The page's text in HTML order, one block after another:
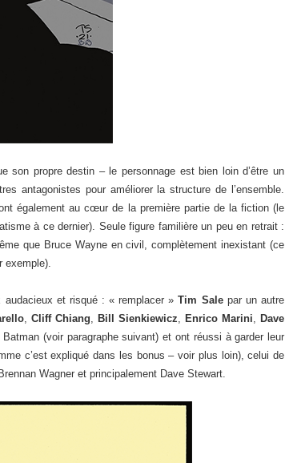
son propre destin – le personnage est bien loin d’être un
antagonistes pour améliorer la structure de l’ensemble.
également au cœur de la première partie de la fiction (le
à ce dernier). Seule figure familière un peu en retrait :
que Bruce Wayne en civil, complètement inexistant (ce
exemple).
audacieux et risqué : « remplacer »Tim Salepar un autre
, Cliff Chiang, Bill Sienkiewicz, Enrico Marini, Dave
(voir paragraphe suivant) et ont réussi à garder leur
c’est expliqué dans les bonus – voir plus loin), celui de
Wagner et principalement Dave Stewart.